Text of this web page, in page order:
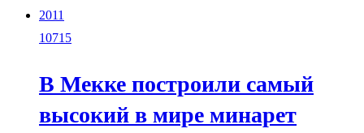
2011
10715
В Мекке построили самый
высокий в мире минарет